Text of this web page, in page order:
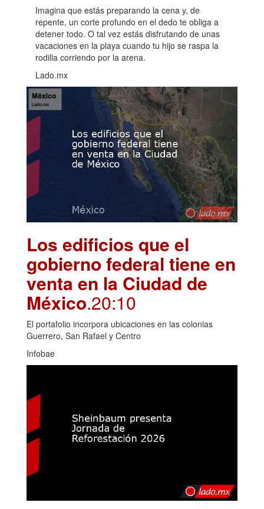
Imagina que estás preparando la cena y, de
repente, un corte profundo en el dedo te obliga a
detener todo. O tal vez estás disfrutando de unas
vacaciones en la playa cuando tu hijo se raspa la
rodilla corriendo por la arena.
Lado.mx
Los edificios que el
gobierno federal tiene en
venta en la Ciudad de
México.20:10
El portafolio incorpora ubicaciones en las colonias
Guerrero, San Rafael y Centro
Infobae